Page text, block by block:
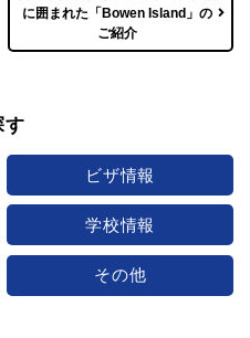
に囲まれた「Bowen Island」の
ご紹介
す
ビザ情報
学校情報
その他